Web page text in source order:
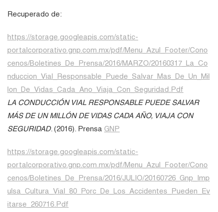
Recuperado de:
https://storage.googleapis.com/static-
portalcorporativo.gnp.com.mx/pdf/Menu_Azul_Footer/Cono
cenos/Boletines_De_Prensa/2016/MARZO/20160317_La_Co
nduccion_Vial_Responsable_Puede_Salvar_Mas_De_Un_Mil
lon_De_Vidas_Cada_Ano_Viaja_Con_Seguridad.Pdf
LA CONDUCCIÓN VIAL RESPONSABLE PUEDE SALVAR
MÁS DE UN MILLÓN DE VIDAS CADA AÑO, VIAJA CON
SEGURIDAD. (2016). Prensa GNP
https://storage.googleapis.com/static-
portalcorporativo.gnp.com.mx/pdf/Menu_Azul_Footer/Cono
cenos/Boletines_De_Prensa/2016/JULIO/20160726_Gnp_Imp
ulsa_Cultura_Vial_80_Porc_De_Los_Accidentes_Pueden_Ev
itarse_260716.Pdf